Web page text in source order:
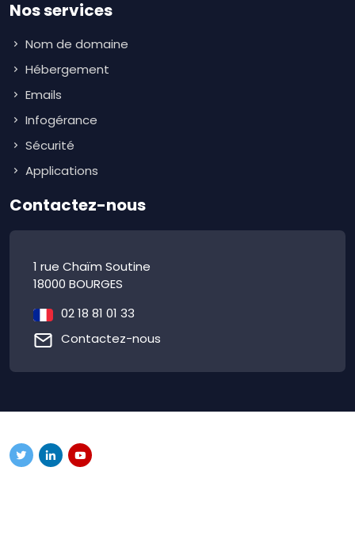
Nos services
Nom de domaine
Hébergement
Emails
Infogérance
Sécurité
Applications
Contactez-nous
1 rue Chaïm Soutine
18000 BOURGES
02 18 81 01 33
Contactez-nous